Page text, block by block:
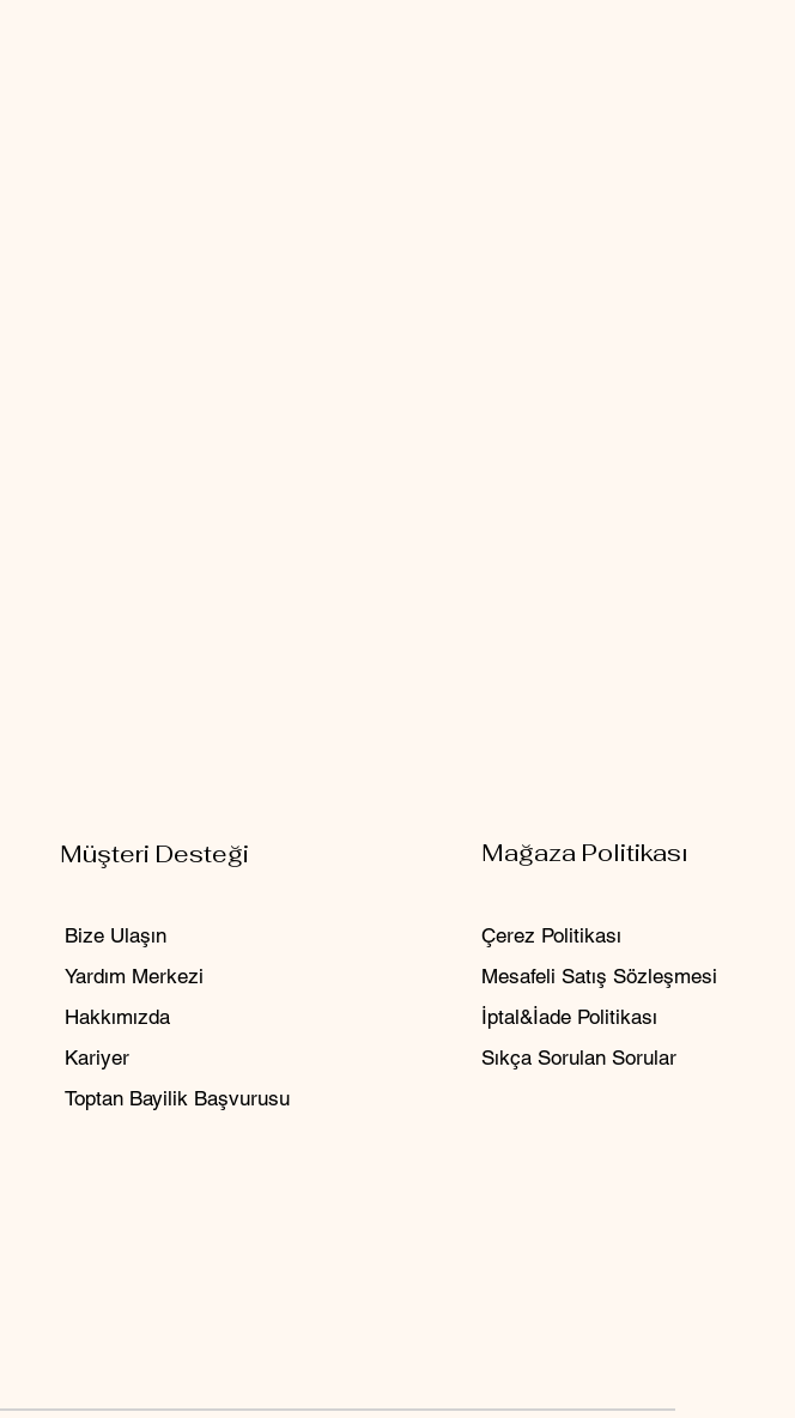
Müşteri Desteği
Bize Ulaşın
Yardım Merkezi
Hakkımızda
Kariyer
Toptan Bayilik Başvurusu
Mağaza Politikası
Çerez Politikası
Mesafeli Satış Sözleşmesi
İptal&İade Politikası
Sıkça Sorulan Sorular